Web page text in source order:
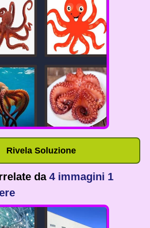
Rivela Soluzione
da 4 immagini 1